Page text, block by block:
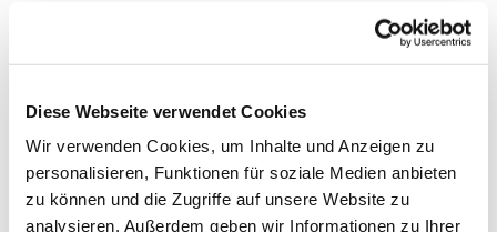
Diese Webseite verwendet Cookies
Wir verwenden Cookies, um Inhalte und Anzeigen zu
personalisieren, Funktionen für soziale Medien anbieten
zu können und die Zugriffe auf unsere Website zu
analysieren. Außerdem geben wir Informationen zu Ihrer